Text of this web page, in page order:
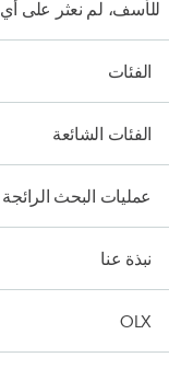
للأسف، لم نعثر على
الفئات
الفئات الشائعة
عمليات البحث الرائجة
نبذة عنا
OLX